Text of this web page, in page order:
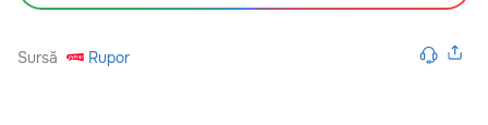
Sursă Rupor